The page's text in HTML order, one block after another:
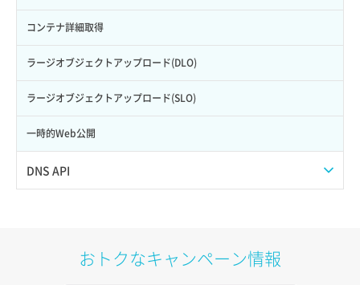
自動バックアップ有効化
自動バックアップ無効化
サーバーメタデータ取得
サーバーメタデータ更新（ネームタグ変更）
サーバー一覧取得
サーバー作成
サーバー利用状況グラフ（トラフィック）
ネットワーク作成（ローカルネットワーク用）
ネットワーク削除（ローカルネットワーク用）
ネットワーク詳細取得
ポート一覧取得
ポート作成（ローカルネットワーク用）
リスナー一覧取得
リスナー作成
リスナー削除
リスナー更新
リスナー詳細取得
コンテナ詳細取得
ラージオブジェクトアップロード(DLO)
ラージオブジェクトアップロード(SLO)
一時的Web公開
DNS API
おトクなキャンペーン情報